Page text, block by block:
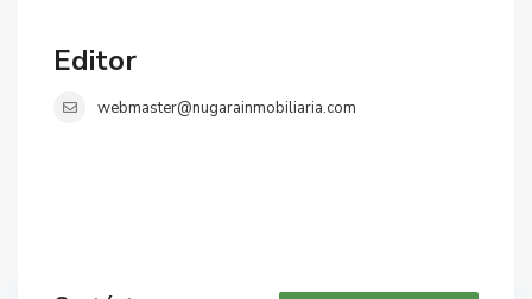
Editor
webmaster@nugarainmobiliaria.com